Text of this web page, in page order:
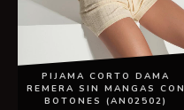
PIJAMA CORTO DAMA
REMERA SIN MANGAS CON
BOTONES (AN02502)